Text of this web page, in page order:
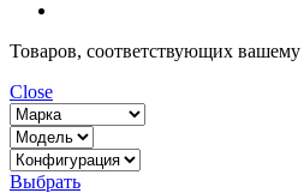
Товаров, соответствующих вашему
Close
Выбрать